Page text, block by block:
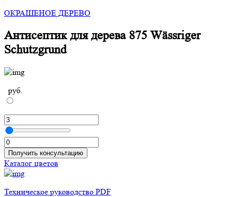
ОКРАШЕНОЕ ДЕРЕВО
Антисептик для дерева 875 Wässriger
Schutzgrund
руб.
Получить консультацию
Каталог цветов
Техническое руководство PDF